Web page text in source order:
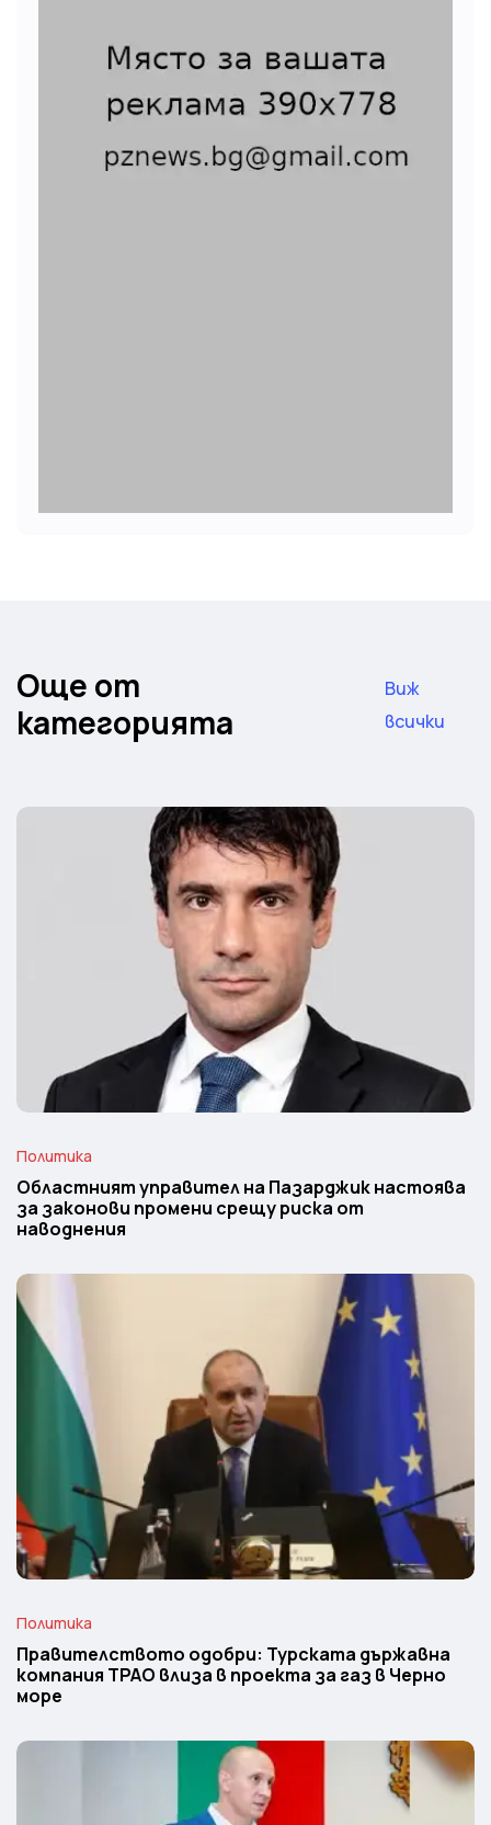
Още от
категорията
Виж
всички
Политика
Областният управител на Пазарджик настоява
за законови промени срещу риска от
наводнения
Политика
Правителството одобри: Турската държавна
компания TPAO влиза в проекта за газ в Черно
море